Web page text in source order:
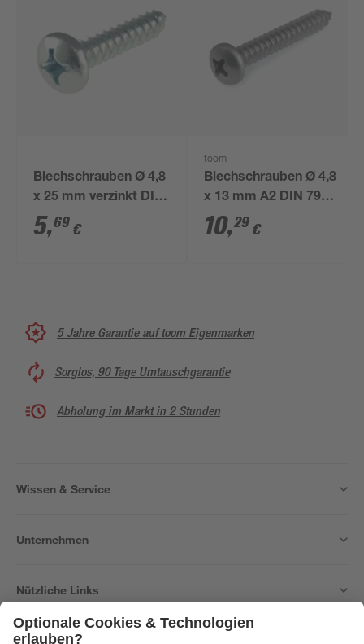
Blechschrauben Ø 4,8
x 25 mm verzinkt DIN
7981 30 Stück
5,69 €
toom
Blechschrauben Ø 4,8
x 13 mm A2 DIN 7981
50 Stück
10,29 €
5 Jahre Garantie auf toom Eigenmarken
Sorglos, 90 Tage Umtauschgarantie
Abholung im Markt in 2 Stunden
Wissen & Service
Unternehmen
Nützliche Links